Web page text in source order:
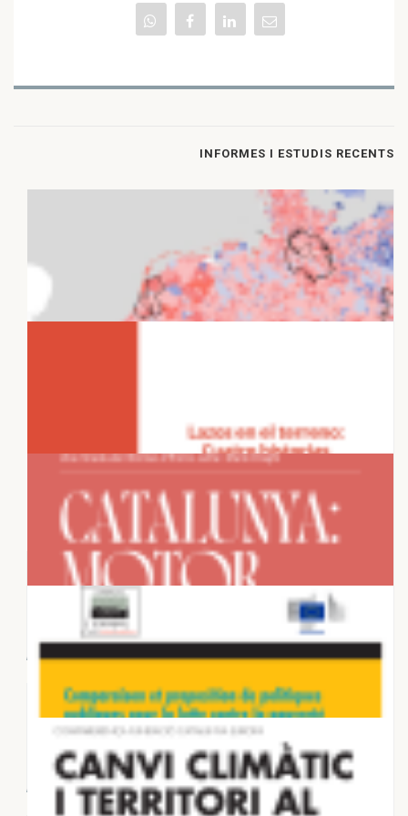
INFORMES I ESTUDIS RECENTS
28 DE NOVEMBRE 2025
Housing in European Metropolises:
Supply dynamics and planning
frameworks...
27 DE NOVEMBRE 2025
Lazos en el terreno: Cuatro historias
que desacreditan el relato...